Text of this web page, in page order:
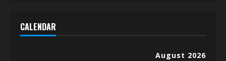
CALENDAR
August 2026